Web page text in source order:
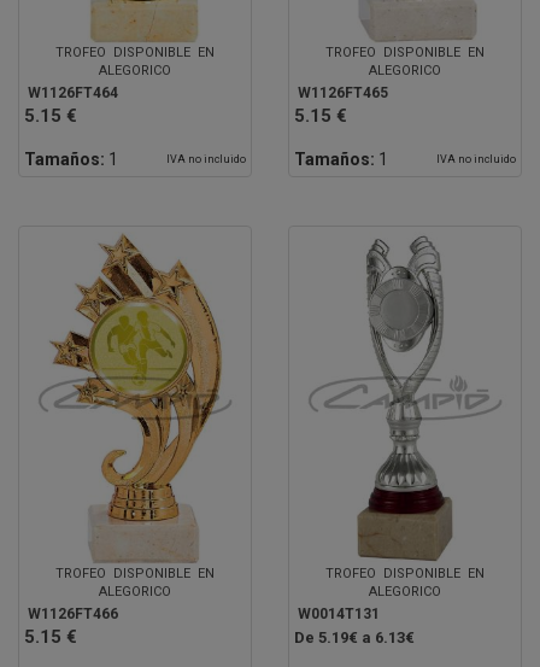
TROFEO DISPONIBLE EN
ALEGORICO
W1126FT464
5.15 €
Tamaños: 1 IVA no incluido
TROFEO DISPONIBLE EN
ALEGORICO
W1126FT465
5.15 €
Tamaños: 1 IVA no incluido
TROFEO DISPONIBLE EN
ALEGORICO
W1126FT466
5.15 €
TROFEO DISPONIBLE EN
ALEGORICO
W0014T131
De 5.19€ a 6.13€